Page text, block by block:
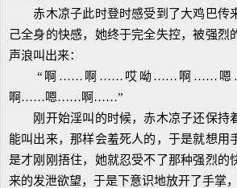
赤木凉子此时登时感受到了大鸡巴传
己全身的快感，她终于完全失控，被强烈
声浪叫出来：
“啊……啊……哎呦……啊……嗯
啊……嗯……啊……”
刚开始淫叫的时候，赤木凉子还保持
能叫出来，那样会羞死人的，于是就想用
是才刚刚捂住，她就忍受不了那种强烈的
来的发泄欲望，于是下意识地放开了手掌，